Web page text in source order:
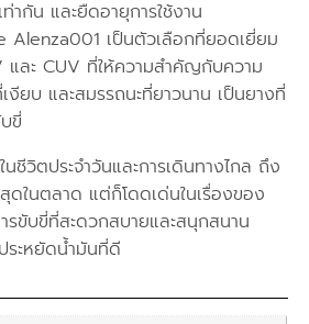
ากัน และยืดอายุการใช้งาน
Alenza001 เป็นตัวเลือกที่ยอดเยี่ยม
และ CUV ที่ให้ความสำคัญกับความ
งียบ และสมรรถนะที่ยาวนาน เป็นยางที่
ขี่
นชีวิตประจำวันและการเดินทางไกล ถึง
ดในตลาด แต่ก็โดดเด่นในเรื่องของ
ขับขี่ที่สะดวกสบายและสนุกสนาน
ระหยัดน้ำมันที่ดี